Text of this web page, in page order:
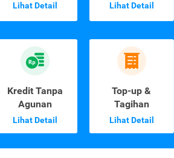
Lihat Detail Lihat Detail
Kredit Tanpa
Agunan
Lihat Detail
Top-up &
Tagihan
Lihat Detail